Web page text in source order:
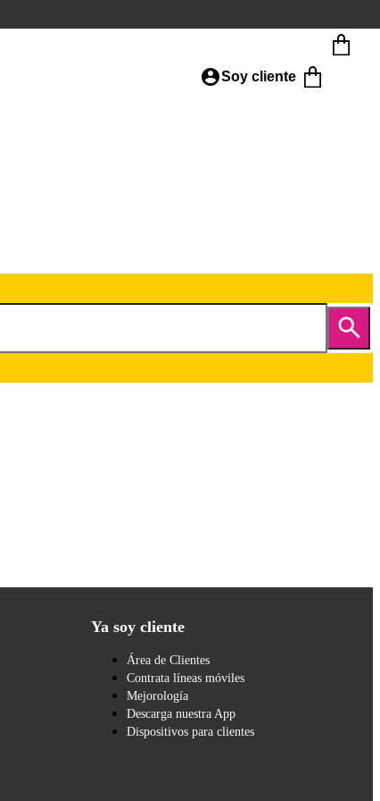
Soy cliente
Ya soy cliente
Área de Clientes
Contrata líneas móviles
Mejorología
Descarga nuestra App
Dispositivos para clientes